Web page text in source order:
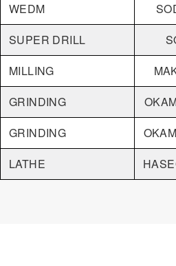
WEDM
SUPER DRILL
MILLING
GRINDING
GRINDING
LATHE